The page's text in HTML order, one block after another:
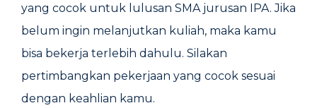
yang cocok untuk lulusan SMA jurusan IPA. Jika
belum ingin melanjutkan kuliah, maka kamu
bisa bekerja terlebih dahulu. Silakan
pertimbangkan pekerjaan yang cocok sesuai
dengan keahlian kamu.